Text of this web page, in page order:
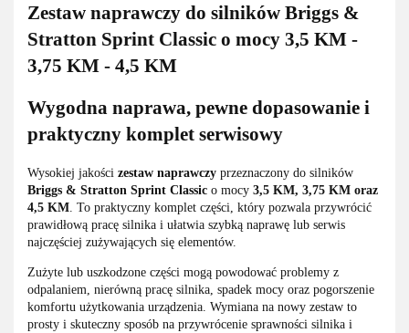
Zestaw naprawczy do silników Briggs &
Stratton Sprint Classic o mocy 3,5 KM -
3,75 KM - 4,5 KM
Wygodna naprawa, pewne dopasowanie i
praktyczny komplet serwisowy
Wysokiej jakości zestaw naprawczy przeznaczony do silników
Briggs & Stratton Sprint Classic o mocy 3,5 KM, 3,75 KM oraz
4,5 KM . To praktyczny komplet części, który pozwala przywrócić
prawidłową pracę silnika i ułatwia szybką naprawę lub serwis
najczęściej zużywających się elementów.
Zużyte lub uszkodzone części mogą powodować problemy z
odpalaniem, nierówną pracę silnika, spadek mocy oraz pogorszenie
komfortu użytkowania urządzenia. Wymiana na nowy zestaw to
prosty i skuteczny sposób na przywrócenie sprawności silnika i